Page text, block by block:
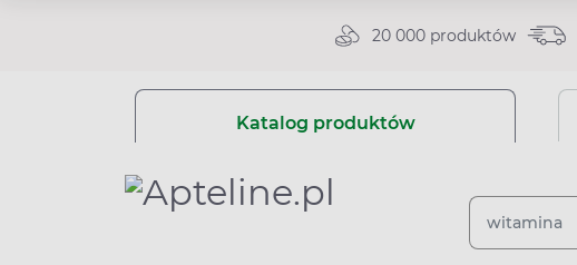
20 000 produktów
Katalog produktów